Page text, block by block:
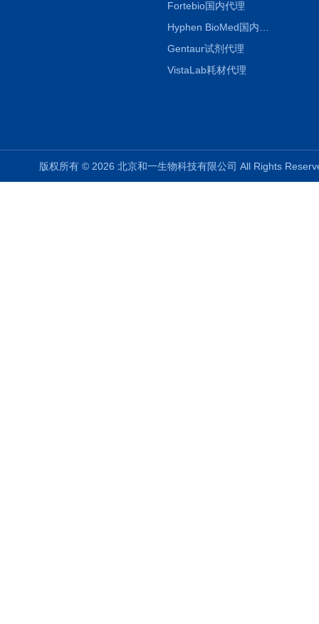
Fortebio国内代理
Gentaur试剂代理
VistaLab耗材代理
版权所有 © 2026 北京和一生物科技有限公司 All Rights